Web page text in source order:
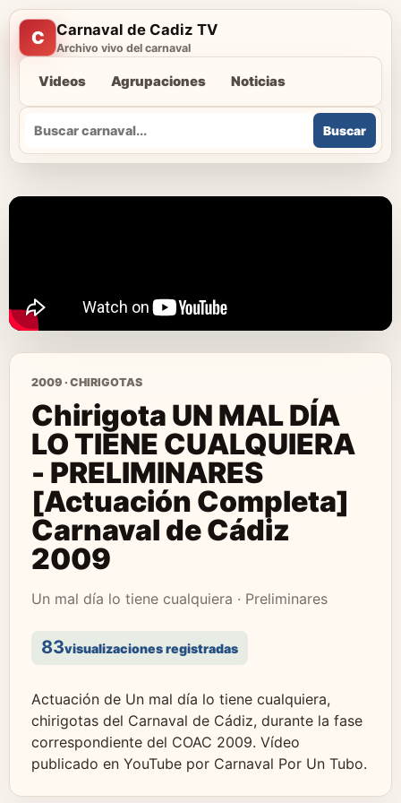
C Carnaval de Cadiz TV
Archivo vivo del carnaval
Videos Agrupaciones Noticias
Buscar
Buscar
2009 · CHIRIGOTAS
Chirigota UN MAL DÍA
LO TIENE CUALQUIERA
- PRELIMINARES
[Actuación Completa]
Carnaval de Cádiz
2009
Un mal día lo tiene cualquiera · Preliminares
83visualizaciones registradas
Actuación de Un mal día lo tiene cualquiera,
chirigotas del Carnaval de Cádiz, durante la fase
correspondiente del COAC 2009. Vídeo
publicado en YouTube por Carnaval Por Un Tubo.